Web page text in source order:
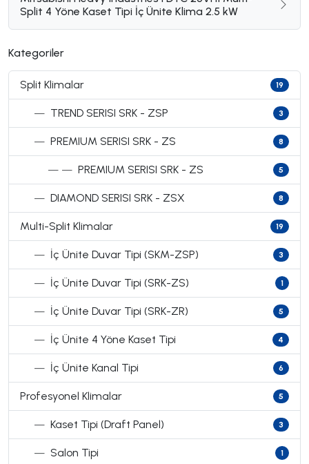
Split 4 Yöne Kaset Tipi İç Ünite Klima 2.5 kW
Kategoriler
Split Klimalar 19
— TREND SERISI SRK - ZSP 3
— PREMIUM SERISI SRK - ZS 8
— — PREMIUM SERISI SRK - ZS 5
— DIAMOND SERISI SRK - ZSX 8
Multi-Split Klimalar 19
— İç Ünite Duvar Tipi (SKM-ZSP) 3
— İç Ünite Duvar Tipi (SRK-ZS) 1
— İç Ünite Duvar Tipi (SRK-ZR) 5
— İç Ünite 4 Yöne Kaset Tipi 4
— İç Ünite Kanal Tipi 6
Profesyonel Klimalar 5
— Kaset Tipi (Draft Panel) 3
— Salon Tipi 1